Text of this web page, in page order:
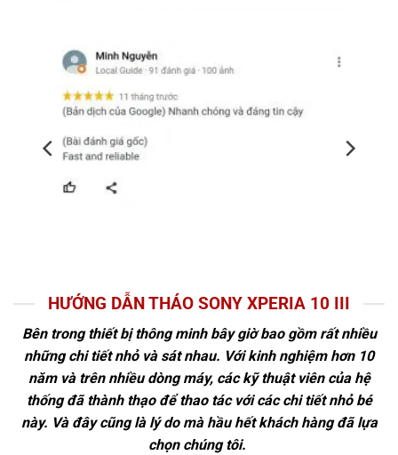
HƯỚNG DẪN THÁO SONY XPERIA 10 III
Bên trong thiết bị thông minh bây giờ bao gồm rất nhiều
những chi tiết nhỏ và sát nhau. Với kinh nghiệm hơn 10
năm và trên nhiều dòng máy, các kỹ thuật viên của hệ
thống đã thành thạo để thao tác với các chi tiết nhỏ bé
này. Và đây cũng là lý do mà hầu hết khách hàng đã lựa
chọn chúng tôi.